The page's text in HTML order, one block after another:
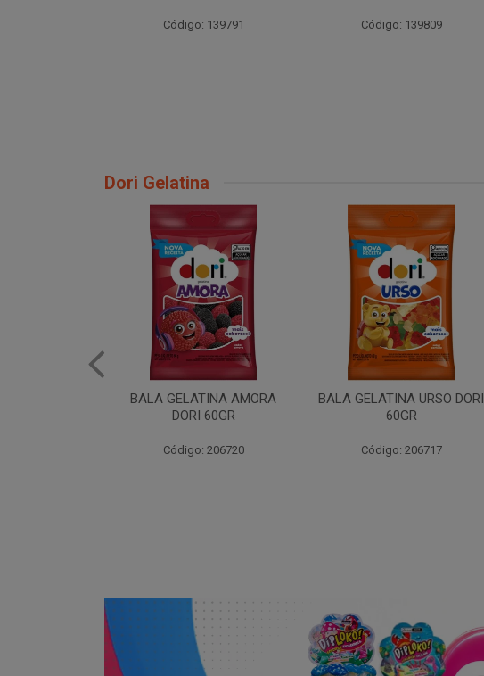
Código: 139791 Código: 139809
Dori Gelatina
BALA GELATINA URSO DORI
60GR
Código: 206717
BALA GEL MINHOCA ACIDA
DORI 60
Código: 206719